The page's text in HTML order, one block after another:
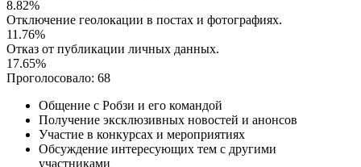
8.82%
Отключение геолокации в постах и фотографиях.
11.76%
Отказ от публикации личных данных.
17.65%
Проголосовало: 68
Общение с Робзи и его командой
Получение эксклюзивных новостей и анонсов
Участие в конкурсах и мероприятиях
Обсуждение интересующих тем с другими
участниками